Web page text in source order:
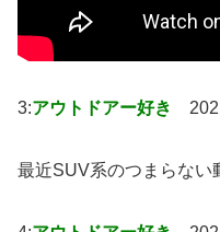
3:アウトドアー好き
最近SUV系のつまらない